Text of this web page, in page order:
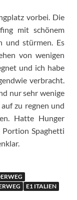
vorbei. Die
mit schönem
und stürmen. Es
von wenigen
und ich habe
verbracht.
nur sehr wenige
zu regnen und
Hatte Hunger
Spaghetti
E1 ITALIEN